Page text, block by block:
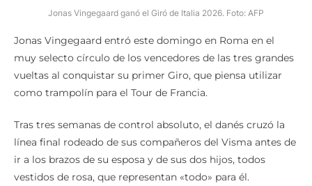
Jonas Vingegaard ganó el Giró de Italia 2026. Foto: AFP
Jonas Vingegaard entró este domingo en Roma en el
muy selecto círculo de los vencedores de las tres grandes
vueltas al conquistar su primer Giro, que piensa utilizar
como trampolín para el Tour de Francia.
Tras tres semanas de control absoluto, el danés cruzó la
línea final rodeado de sus compañeros del Visma antes de
ir a los brazos de su esposa y de sus dos hijos, todos
vestidos de rosa, que representan «todo» para él.